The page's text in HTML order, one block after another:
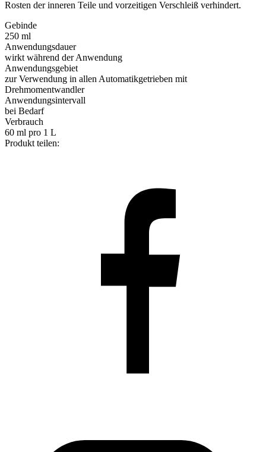
Rosten der inneren Teile und vorzeitigen Verschleiß verhindert.
Gebinde
250 ml
Anwendungsdauer
wirkt während der Anwendung
Anwendungsgebiet
zur Verwendung in allen Automatikgetrieben mit
Drehmomentwandler
Anwendungsintervall
bei Bedarf
Verbrauch
60 ml pro 1 L
Produkt teilen: